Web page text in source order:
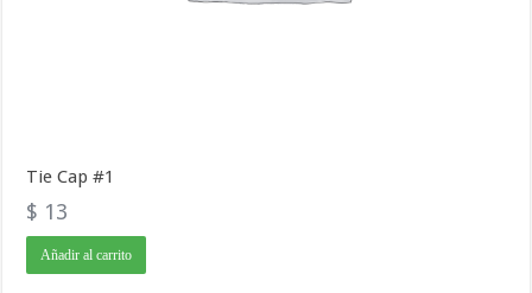
Tie Cap #1
$ 13
Añadir al carrito